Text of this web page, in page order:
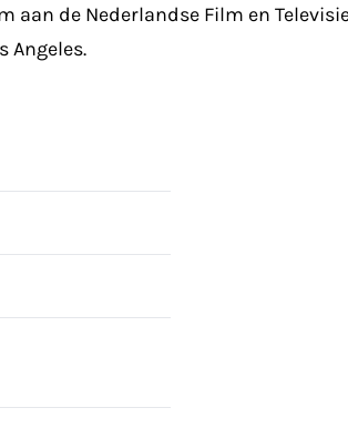
de Nederlandse Film en
Angeles.